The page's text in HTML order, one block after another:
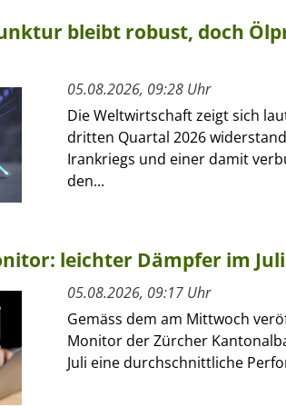
bleibt robust, doch
05.08.2026, 09:28 Uhr
Die Weltwirtschaft zeigt sich
dritten Quartal 2026
Irankriegs und einer damit
den...
leichter Dämpfer im Juli
05.08.2026, 09:17 Uhr
Gemäss dem am Mittwoch
Monitor der Zürcher
Juli eine durchschnittliche